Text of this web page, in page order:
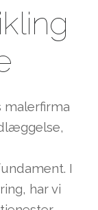
malerfirma
I
har vi